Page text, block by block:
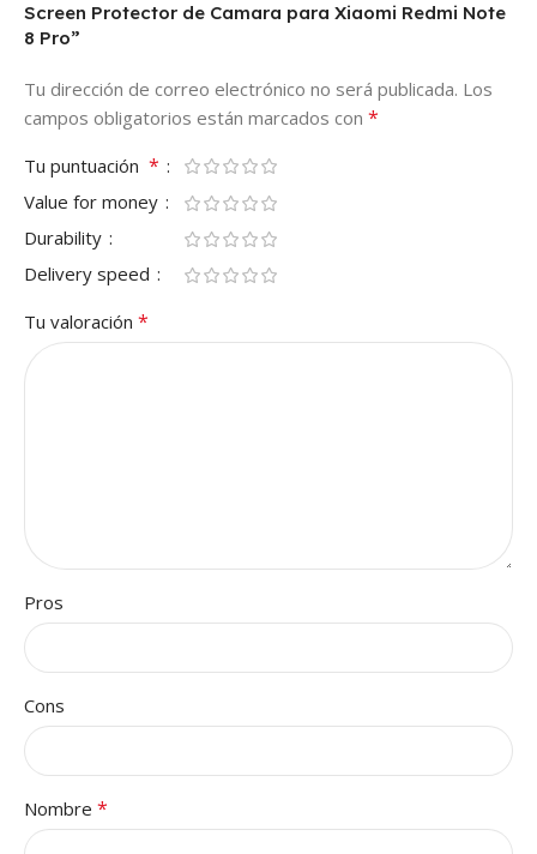
Screen Protector de Camara para Xiaomi Redmi Note
8 Pro”
Tu dirección de correo electrónico no será publicada. Los
campos obligatorios están marcados con *
Tu puntuación *
Value for money
Durability
Delivery speed
Tu valoración *
Pros
Cons
Nombre *